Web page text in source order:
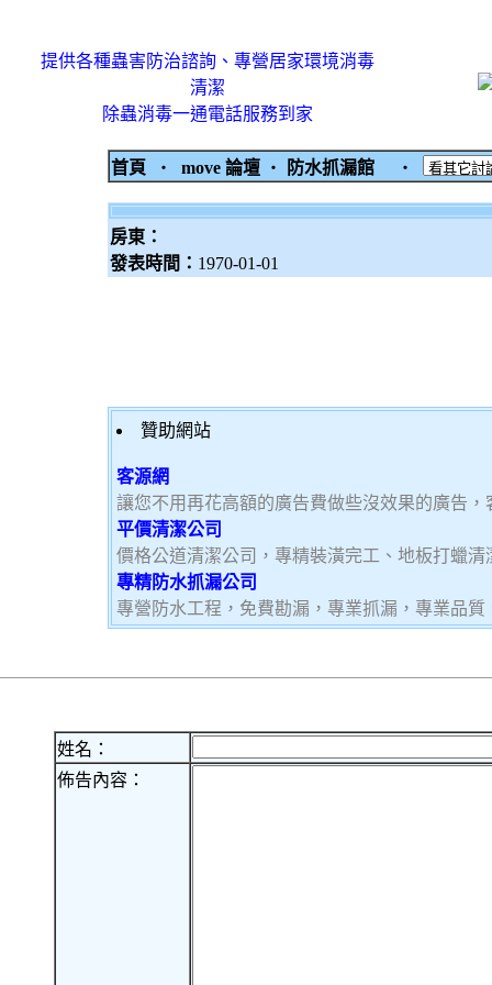
提供各種蟲害防治諮詢、專營居家環境消毒
清潔
除蟲消毒一通電話服務到家
首頁 ‧ move 論壇 ‧ 防水抓漏館 ‧
房東：
發表時間： 1970-01-01
贊助網站
客源網
讓您不用再花高額的廣告費做些沒效果的廣告
平價清潔公司
價格公道清潔公司，專精裝潢完工、地板打蠟
專精防水抓漏公司
專營防水工程，免費勘漏，專業抓漏，專業品
姓名：
佈告內容：